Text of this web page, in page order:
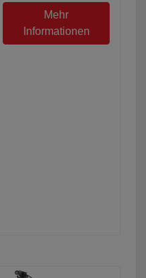
Mehr
Informationen